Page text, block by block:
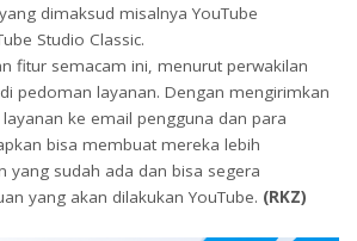
dimaksud misalnya YouTube
Studio Classic.
fitur semacam ini, menurut perwakilan
pedoman layanan. Dengan mengirimkan
ke email pengguna dan para
bisa membuat mereka lebih
yang sudah ada dan bisa segera
yang akan dilakukan YouTube. (RKZ)